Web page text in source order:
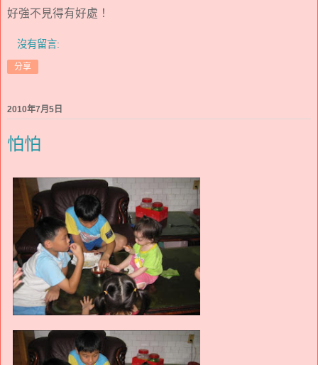
好強不見得有好處！
沒有留言:
分享
2010年7月5日
怕怕